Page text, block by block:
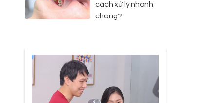
cách xử lý nhanh
chóng?